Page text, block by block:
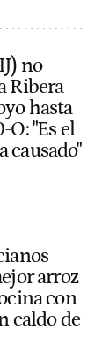
no
Ribera
hasta
"Es el
causado"
arroz
con
caldo de